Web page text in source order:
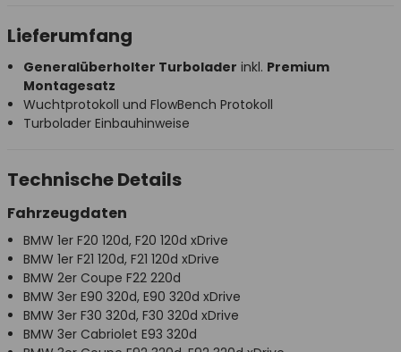
Lieferumfang
Generalüberholter Turbolader inkl. Premium
Montagesatz
Wuchtprotokoll und FlowBench Protokoll
Turbolader Einbauhinweise
Technische Details
Fahrzeugdaten
BMW 1er F20 120d, F20 120d xDrive
BMW 1er F21 120d, F21 120d xDrive
BMW 2er Coupe F22 220d
BMW 3er E90 320d, E90 320d xDrive
BMW 3er F30 320d, F30 320d xDrive
BMW 3er Cabriolet E93 320d